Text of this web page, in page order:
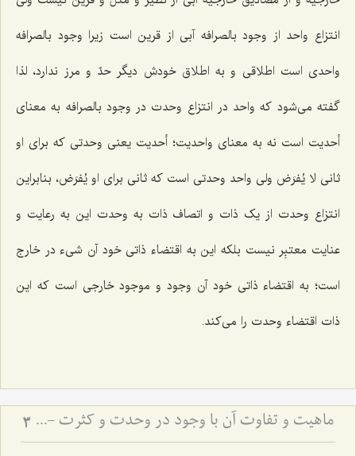
انتزاع واحد از وجود بالصرافه آبی از قرین است زیرا وجود بالصرافه
واحدی است اطلاقی و به اطلاق خودش دیگر حدّ و مرز ندارد، لذا
گفته می‌شود که واحد در انتزاع وحدت در وجود بالصرافه به معنای
أحدیت است نه به معنای واحدیت؛ أحدیت یعنی وحدتی که برای او
ثانی لا یُفرَض ولی واحد وحدتی است که ثانی برای او یُفرَض، بنابراین
انتزاع وحدت از یک ذات و اتصاف ذات به وحدت این به رعایت و
عنایت معتبِر نیست بلکه این به اقتضاء ذاتی خود آن شیء در خارج
است؛ به اقتضاء ذاتی خود آن وجود و موجود خارجی است که این
ذات اقتضاء وحدت را می‌کند.
ماهیت و تفاوت آن با وجود در وحدت و کثرت - تحلیل جایگاه احدیت و واحدیت در هویت ذات باری‌تعالی 3